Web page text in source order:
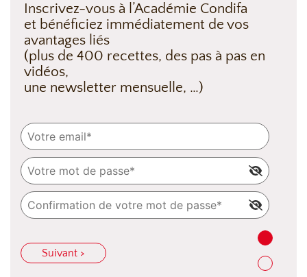
Inscrivez-vous à l’Académie Condifa
et bénéficiez immédiatement de vos
avantages liés
(plus de 400 recettes, des pas à pas en
vidéos,
une newsletter mensuelle, …)
Suivant >